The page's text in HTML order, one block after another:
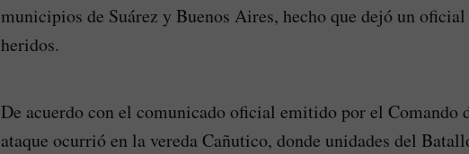
municipios de Suárez y Buenos Aires, hecho que dejó un
heridos.
De acuerdo con el comunicado oficial emitido por el Comando
ataque ocurrió en la vereda Cañutico, donde unidades del